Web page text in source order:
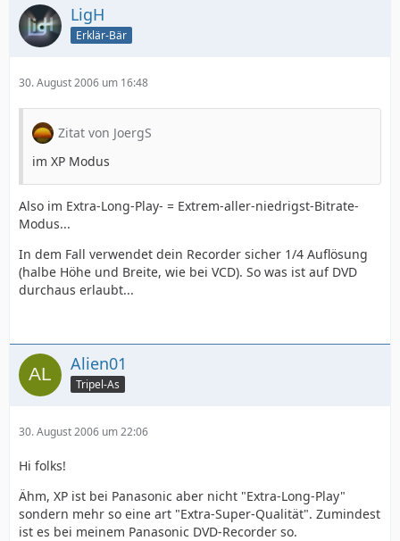
LigH
Erklär-Bär
30. August 2006 um 16:48
Zitat von JoergS
im XP Modus
Also im Extra-Long-Play- = Extrem-aller-niedrigst-Bitrate-
Modus...
In dem Fall verwendet dein Recorder sicher 1/4 Auflösung
(halbe Höhe und Breite, wie bei VCD). So was ist auf DVD
durchaus erlaubt...
Alien01
Tripel-As
30. August 2006 um 22:06
Hi folks!
Ähm, XP ist bei Panasonic aber nicht "Extra-Long-Play"
sondern mehr so eine art "Extra-Super-Qualität". Zumindest
ist es bei meinem Panasonic DVD-Recorder so.